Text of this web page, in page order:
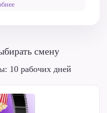
смену
10 рабочих дней